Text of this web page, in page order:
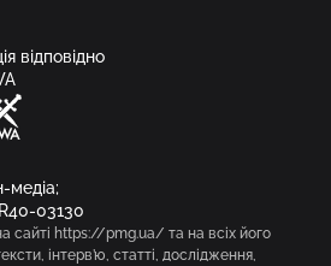
відповідно
медіа;
03130
сайті https://pmg.ua/ та на всіх його
інтерв’ю, статті, дослідження,